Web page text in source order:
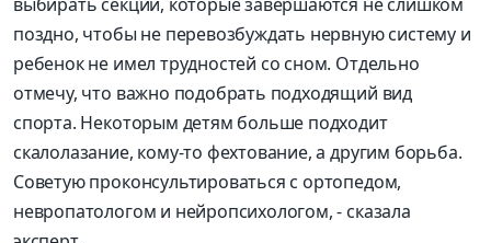
поздно, чтобы не перевозбуждать нервную систему и
ребенок не имел трудностей со сном. Отдельно
отмечу, что важно подобрать подходящий вид
спорта. Некоторым детям больше подходит
скалолазание, кому-то фехтование, а другим борьба.
Советую проконсультироваться с ортопедом,
невропатологом и нейропсихологом, - сказала